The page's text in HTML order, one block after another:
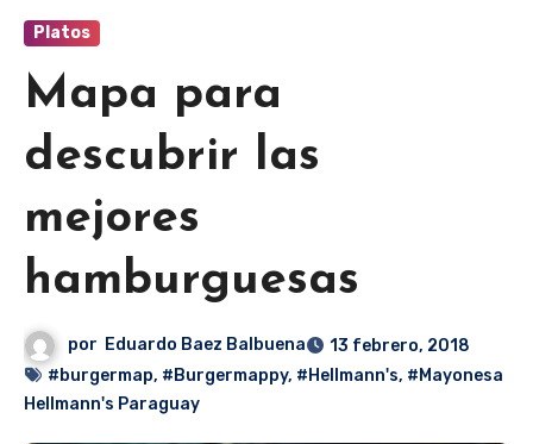
Platos
Mapa para
descubrir las
mejores
hamburguesas
por Eduardo Baez Balbuena
13 febrero, 2018
#burgermap, #Burgermappy, #Hellmann's, #Mayonesa
Hellmann's Paraguay